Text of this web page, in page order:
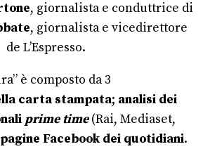
, giornalista e conduttrice di
, giornalista e vicedirettore
de L’Espresso.
è composto da 3
carta stampata; analisi dei
prime time (Rai, Mediaset,
Facebook dei quotidiani.